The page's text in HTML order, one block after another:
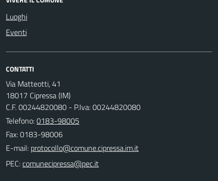
Luoghi
Eventi
CONTATTI
Via Matteotti, 41
18017 Cipressa (IM)
C.F. 00244820080 - P.Iva: 00244820080
Telefono:0183-98005
Fax: 0183-98006
E-mail:
PEC: